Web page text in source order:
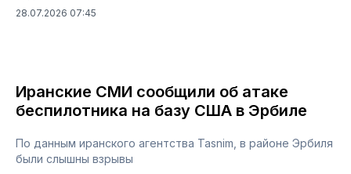
28.07.2026 07:45
Иранские СМИ сообщили об атаке
беспилотника на базу США в Эрбиле
По данным иранского агентства Tasnim, в районе Эрбиля
были слышны взрывы